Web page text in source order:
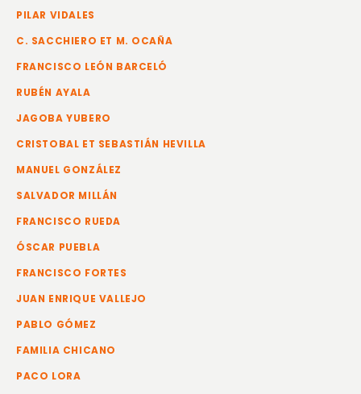
PILAR VIDALES
C. SACCHIERO ET M. OCAÑA
FRANCISCO LEÓN BARCELÓ
RUBÉN AYALA
JAGOBA YUBERO
CRISTOBAL ET SEBASTIÁN HEVILLA
MANUEL GONZÁLEZ
SALVADOR MILLÁN
FRANCISCO RUEDA
ÓSCAR PUEBLA
FRANCISCO FORTES
JUAN ENRIQUE VALLEJO
PABLO GÓMEZ
FAMILIA CHICANO
PACO LORA